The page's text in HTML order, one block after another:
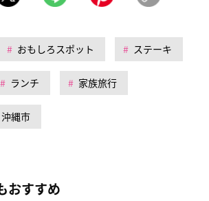
おもしろスポット ステーキ
ランチ 家族旅行
沖縄市
おすすめ